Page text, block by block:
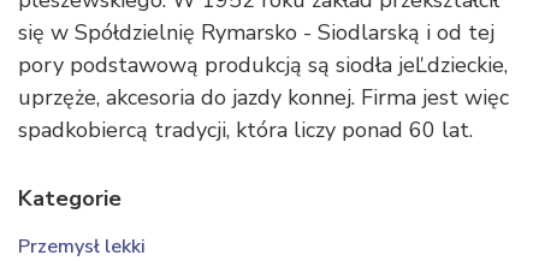
się w Spółdzielnię Rymarsko - Siodlarską i od tej
pory podstawową produkcją są siodła jeĽdzieckie,
uprzęże, akcesoria do jazdy konnej. Firma jest więc
spadkobiercą tradycji, która liczy ponad 60 lat.
Kategorie
Przemysł lekki